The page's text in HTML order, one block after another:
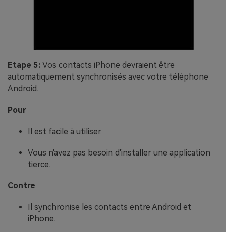
Etape 5: Vos contacts iPhone devraient être
automatiquement synchronisés avec votre téléphone
Android.
Pour
Il est facile à utiliser.
Vous n'avez pas besoin d'installer une application
tierce.
Contre
Il synchronise les contacts entre Android et
iPhone.